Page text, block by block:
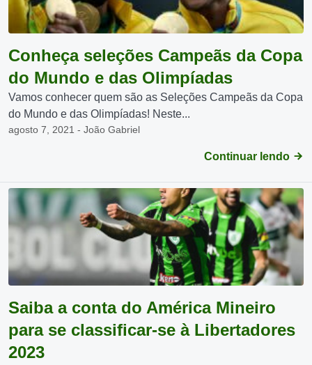
Conheça seleções Campeãs da Copa
do Mundo e das Olimpíadas
Vamos conhecer quem são as Seleções Campeãs da Copa
do Mundo e das Olimpíadas! Neste...
agosto 7, 2021 - João Gabriel
Continuar lendo
Saiba a conta do América Mineiro
para se classificar-se à Libertadores
2023